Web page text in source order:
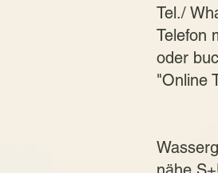
Tel./
Telefon
oder
"Online